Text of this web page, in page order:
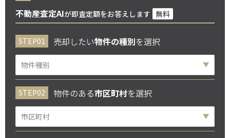
不動産査定AIが即査定額をお答えします 無料
売却したい物件の種別を選択
物件のある市区町村を選択